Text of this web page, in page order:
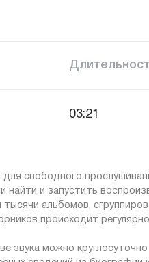
03:21
свободного
найти и запустить
альбомов,
происходит
звука можно